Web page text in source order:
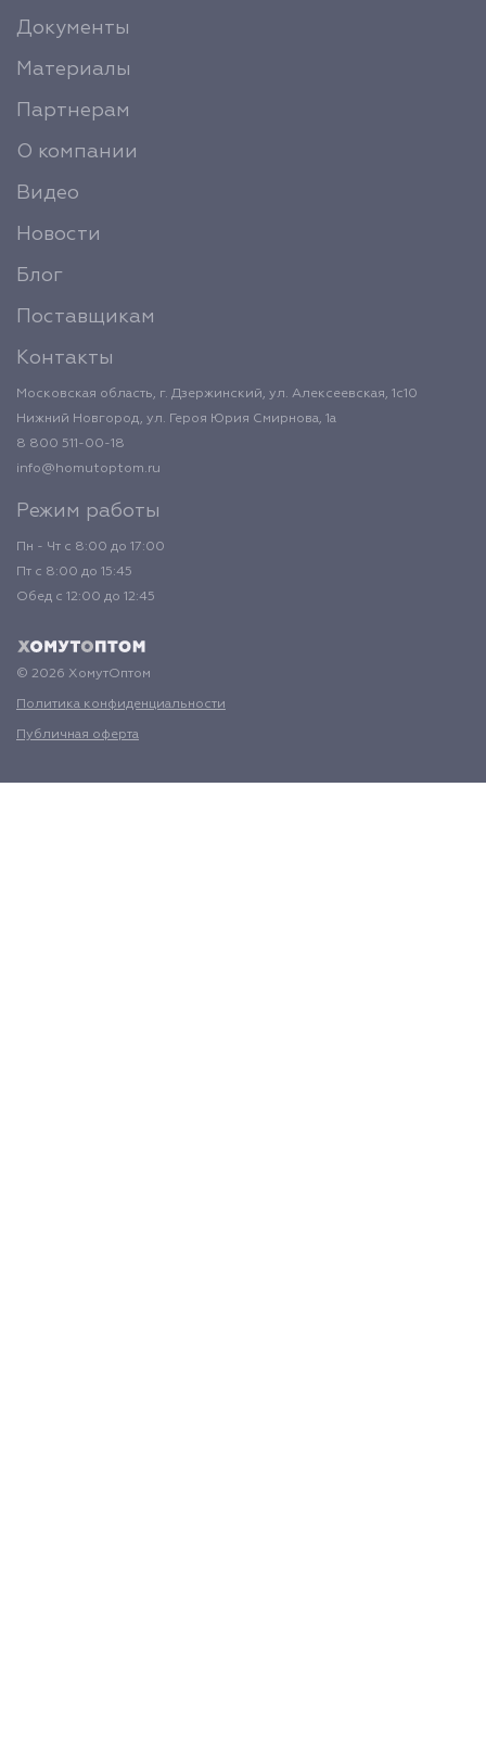
Документы
Материалы
Партнерам
О компании
Видео
Новости
Блог
Поставщикам
Контакты
Московская область, г. Дзержинский, ул. Алексеевская, 1с10
Нижний Новгород, ул. Героя Юрия Смирнова, 1а
8 800 511-00-18
info@homutoptom.ru
Режим работы
Пн - Чт с 8:00 до 17:00
Пт с 8:00 до 15:45
Обед с 12:00 до 12:45
© 2026 ХомутОптом
Политика конфиденциальности
Публичная оферта